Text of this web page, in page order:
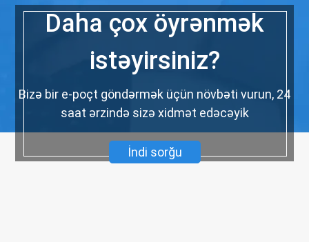
Daha çox öyrənmək
istəyirsiniz?
Bizə bir e-poçt göndərmək üçün növbəti vurun, 24
saat ərzində sizə xidmət edəcəyik
İndi sorğu